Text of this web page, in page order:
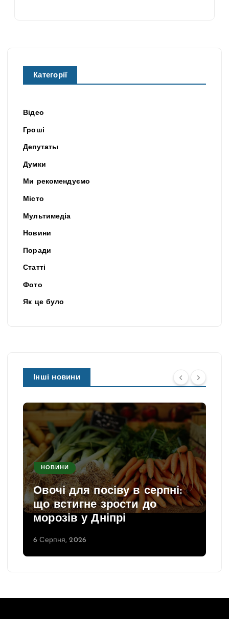
Категорії
Відео
Гроші
Депутаты
Думки
Ми рекомендуємо
Місто
Мультимедіа
Новини
Поради
Статті
Фото
Як це було
Інші новини
НОВИНИ
Овочі для посіву в серпні:
що встигне зрости до
морозів у Дніпрі
6 Серпня, 2026